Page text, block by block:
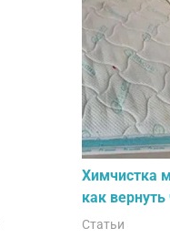
Химчистка
как
Статьи